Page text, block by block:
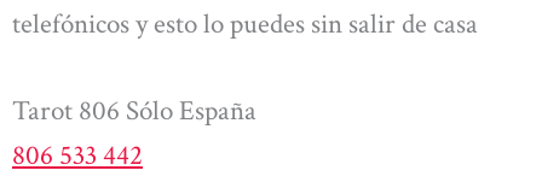
telefónicos y esto lo puedes sin salir de casa
Tarot 806 Sólo España
806 533 442